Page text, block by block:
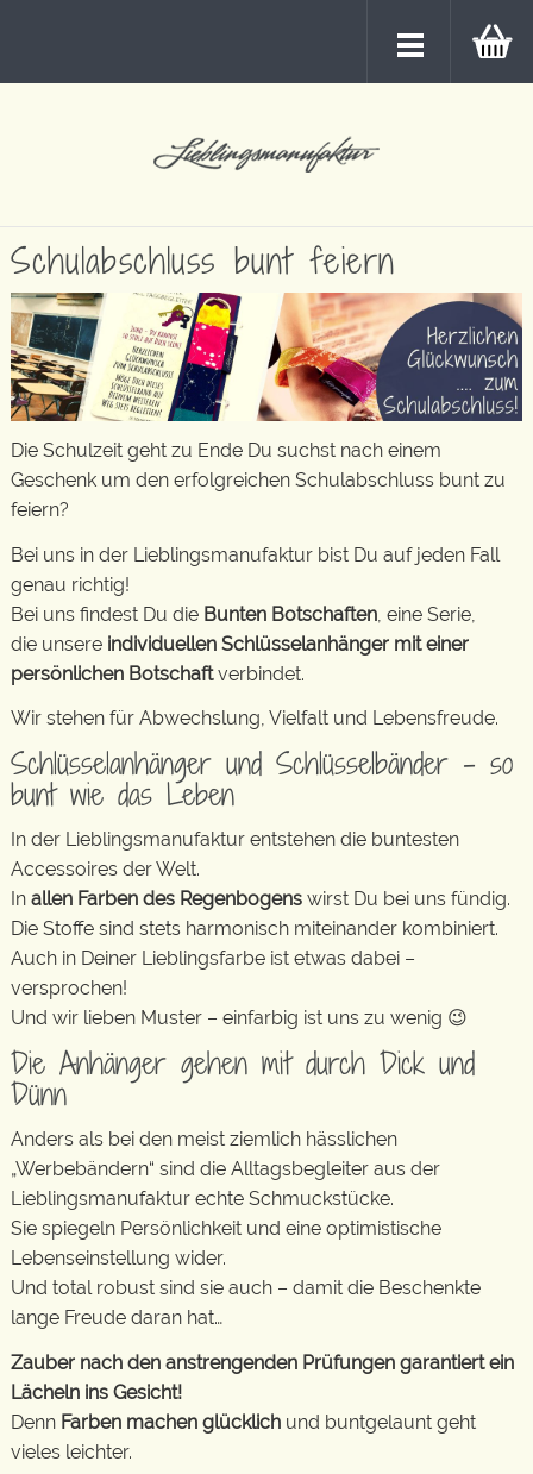
Schulabschluss bunt feiern
Die Schulzeit geht zu Ende Du suchst nach einem
Geschenk um den erfolgreichen Schulabschluss bunt zu
feiern?
Bei uns in der Lieblingsmanufaktur bist Du auf jeden Fall
genau richtig!
Bei uns findest Du die Bunten Botschaften , eine Serie,
die unsere individuellen Schlüsselanhänger mit einer
persönlichen Botschaftverbindet.
Wir stehen für Abwechslung, Vielfalt und Lebensfreude.
Schlüsselanhänger und Schlüsselbänder – so
bunt wie das Leben
In der Lieblingsmanufaktur entstehen die buntesten
Accessoires der Welt.
In allen Farben des Regenbogens wirst Du bei uns fündig.
Die Stoffe sind stets harmonisch miteinander kombiniert.
Auch in Deiner Lieblingsfarbe ist etwas dabei –
versprochen!
Und wir lieben Muster – einfarbig ist uns zu wenig 😉
Die Anhänger gehen mit durch Dick und
Dünn
Anders als bei den meist ziemlich hässlichen
„Werbebändern“ sind die Alltagsbegleiter aus der
Lieblingsmanufaktur echte Schmuckstücke.
Sie spiegeln Persönlichkeit und eine optimistische
Lebenseinstellung wider.
Und total robust sind sie auch – damit die Beschenkte
lange Freude daran hat…
Zauber nach den anstrengenden Prüfungen garantiert ein
Lächeln ins Gesicht!
Denn Farben machen glücklich und buntgelaunt geht
vieles leichter.